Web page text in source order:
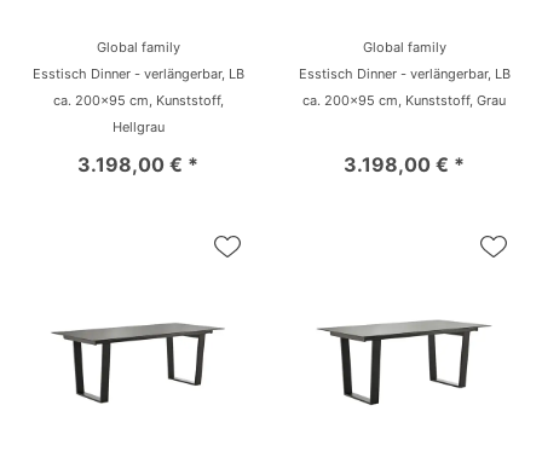
Global family
Esstisch Dinner - verlängerbar, LB
ca. 200x95 cm, Kunststoff,
Hellgrau
3.198,00 € *
Global family
Esstisch Dinner - verlängerbar, LB
ca. 200x95 cm, Kunststoff, Grau
3.198,00 € *